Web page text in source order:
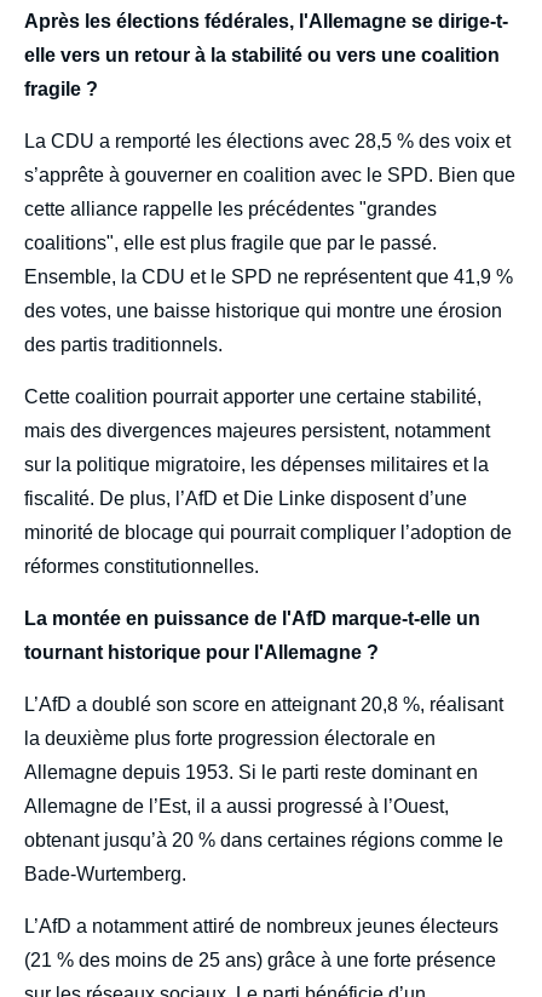
body
Après les élections fédérales, l'Allemagne se dirige-t-
elle vers un retour à la stabilité ou vers une coalition
fragile ?
La CDU a remporté les élections avec 28,5 % des voix et
s’apprête à gouverner en coalition avec le SPD. Bien que
cette alliance rappelle les précédentes "grandes
coalitions", elle est plus fragile que par le passé.
Ensemble, la CDU et le SPD ne représentent que 41,9 %
des votes, une baisse historique qui montre une érosion
des partis traditionnels.
Cette coalition pourrait apporter une certaine stabilité,
mais des divergences majeures persistent, notamment
sur la politique migratoire, les dépenses militaires et la
fiscalité. De plus, l’AfD et Die Linke disposent d’une
minorité de blocage qui pourrait compliquer l’adoption de
réformes constitutionnelles.
La montée en puissance de l'AfD marque-t-elle un
tournant historique pour l'Allemagne ?
L’AfD a doublé son score en atteignant 20,8 %, réalisant
la deuxième plus forte progression électorale en
Allemagne depuis 1953. Si le parti reste dominant en
Allemagne de l’Est, il a aussi progressé à l’Ouest,
obtenant jusqu’à 20 % dans certaines régions comme le
Bade-Wurtemberg.
L’AfD a notamment attiré de nombreux jeunes électeurs
(21 % des moins de 25 ans) grâce à une forte présence